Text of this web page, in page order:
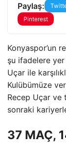
Paylaş:
Pinterest
Konyaspor’un
şu ifadelere
Uçar ile
Kulübümüze
Recep Uçar ve
sonraki
37 MAÇ,